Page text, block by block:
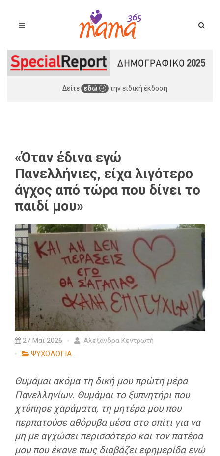
Δείτε εδώ την ειδική έκδοση
«Όταν έδινα εγώ
Πανελλήνιες, είχα λιγότερο
άγχος από τώρα που δίνει το
παιδί μου»
27 Μαϊ 2026
Αλεξάνδρα Κεντρωτή
ΨΥΧΟΛΟΓΙΑ
Θυμάμαι ακόμα τη δική μου πρώτη μέρα
Πανελληνίων. Θυμάμαι το ξυπνητήρι που
χτύπησε χαράματα, τη μητέρα μου που
περπατούσε αθόρυβα μέσα στο σπίτι για να
μη με αγχώσει περισσότερο και τον πατέρα
μου που έκανε πως διαβάζει εφημερίδα ενώ